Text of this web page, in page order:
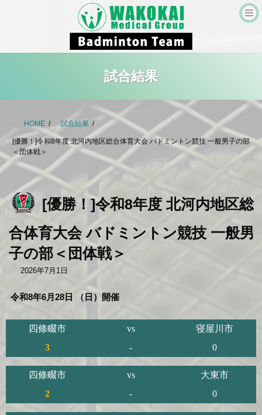
試合結果
HOME 試合結果
[優勝！]令和8年度 北河内地区総合体育大会 バドミントン競技 一般男子の部
＜団体戦＞
[優勝！]令和8年度 北河内地区総
合体育大会 バドミントン競技 一般男
子の部＜団体戦＞
2026年7月1日
令和8年6月28日 （日）開催
四條畷市 vs
寝屋川市
3
- 0
四條畷市 vs
大東市
2
- 0